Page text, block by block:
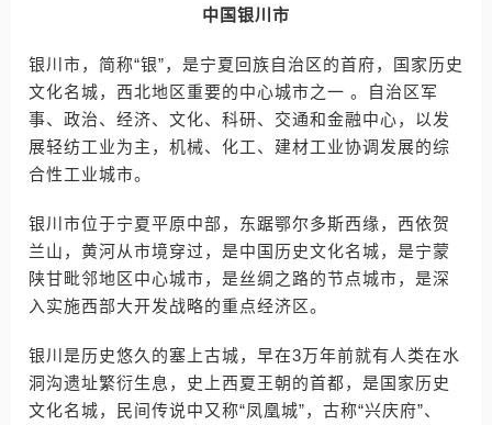
中国银川市
银川市，简称“银”，是宁夏回族自治区的首府，国家历史
文化名城，西北地区重要的中心城市之一 。自治区军
事、政治、经济、文化、科研、交通和金融中心，以发
展轻纺工业为主，机械、化工、建材工业协调发展的综
合性工业城市。
银川市位于宁夏平原中部，东踞鄂尔多斯西缘，西依贺
兰山，黄河从市境穿过，是中国历史文化名城，是宁蒙
陕甘毗邻地区中心城市，是丝绸之路的节点城市，是深
入实施西部大开发战略的重点经济区。
银川是历史悠久的塞上古城，早在3万年前就有人类在水
洞沟遗址繁衍生息，史上西夏王朝的首都，是国家历史
文化名城，民间传说中又称“凤凰城”，古称“兴庆府”、